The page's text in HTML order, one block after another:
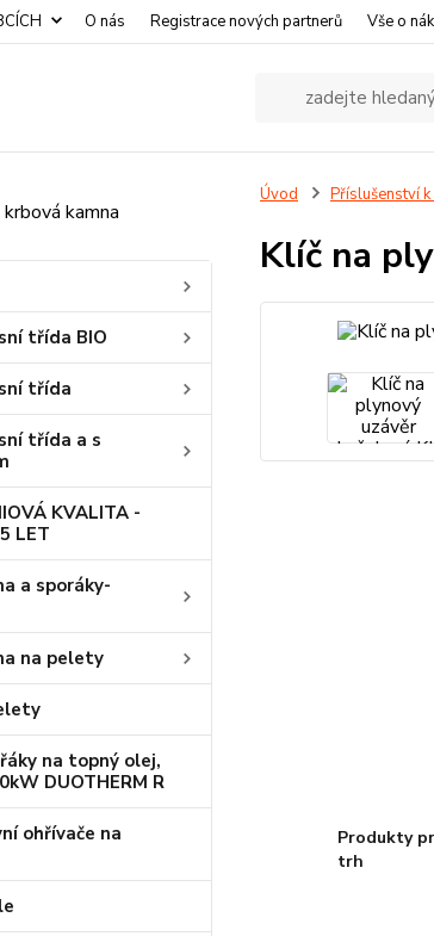
O nás Registrace nových partnerů Vše o
kamna
třída BIO
třída
třída a s
KVALITA -
LET
a sporáky-
na pelety
na topný olej,
DUOTHERM R
ohřívače na
Úvod Příslušenství
Klíč na
Produkty
trh